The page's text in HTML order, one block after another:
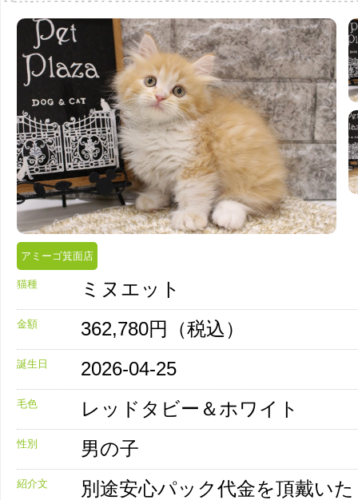
<
アミーゴ箕面店
猫種 ミヌエット
金額 362,780円（税込）
誕生日 2026-04-25
毛色 レッドタビー＆ホワイト
性別 男の子
紹介文 別途安心パック代金を頂戴い